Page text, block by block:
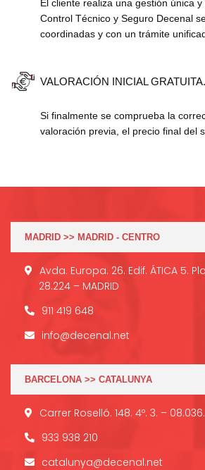
El cliente realiza una gestión única
Control Técnico y Seguro Decenal
coordinadas y con un trámite
VALORACIÓN INICIAL GRATUITA.
Si finalmente se comprueba la
valoración previa, el precio final del
MADRID >> MADRID - CENTRO
Avda. Europa. 26. Edif. ÁTICA 5.
28.224 – MADRID
911 419 648
info@decenal.net
BARCELONA >> CATALUNYA
Carrer Roselló. 148. 4º. 3. –
933 938 210
catalunya@decenal.net